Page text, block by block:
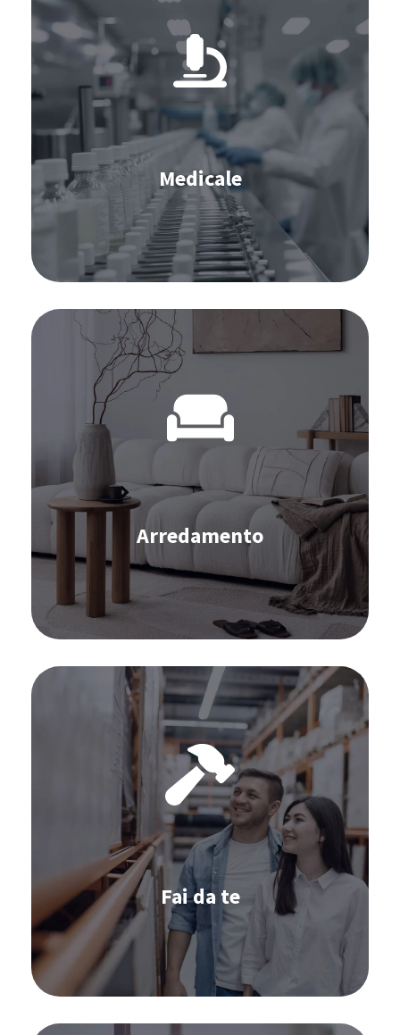
Medicale
Software per il Medicale:
IBP
S&OP
Inventario
Scopri di più
Arredamento
Software per l'Arredamento:
Previsione della domanda
Approvvigionamento
Inventario
Onmichannel
Gestione degli ordini
Scopri di più
Fai da te
Software per il Fai Da Te:
Previsione della domanda
Approvvigionamento
Inventario
Omnichannel
Gestione dei fornitori
Gestione degli ordini
Scopri di più